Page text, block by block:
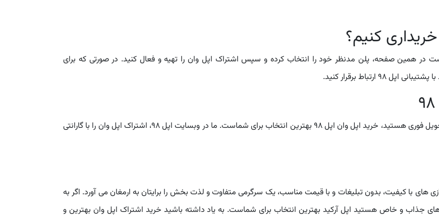
خریداری کنیم؟
در همین صفحه، پلن مدنظر خود را انتخاب کرده و سپس اشتراک اپل وان را تهیه و فعال کنید. در صورتی که برای
ارتباط برقرار کنید.
اگر به دنبال خرید اشتراک اپل آرکید با کمترین قیمت و تحویل فوری هستید، خرید اپل وان اپل 98 بهترین انتخاب برای شماست. ما در وبسایت اپل 98، اشتراک اپل وان را با گارانتی
های با کیفیت، بدون تبلیغات و با قیمت مناسب، یک سرگرمی متفاوت و لذت بخش را برایتان به ارمغان می آورد. اگر به
جذاب و خاص هستید اپل آرکید بهترین انتخاب برای شماست. به یاد داشته باشید خرید اشتراک اپل وان بهترین و